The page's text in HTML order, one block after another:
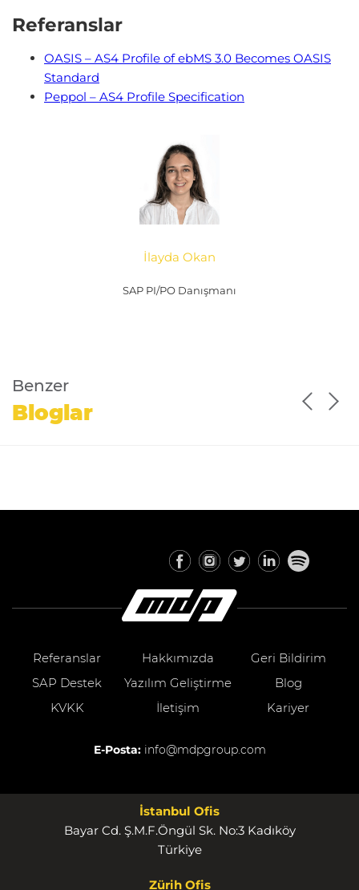
Referanslar
OASIS – AS4 Profile of ebMS 3.0 Becomes OASIS
Standard
Peppol – AS4 Profile Specification
İlayda Okan
SAP PI/PO Danışmanı
Benzer
Bloglar
Referanslar Hakkımızda
Geri Bildirim
SAP Destek
Yazılım Geliştirme
Blog
KVKK
İletişim Kariyer
E-Posta: info@mdpgroup.com
İstanbul Ofis
Bayar Cd. Ş.M.F.Öngül Sk. No:3 Kadıköy
Türkiye
Zürih Ofis